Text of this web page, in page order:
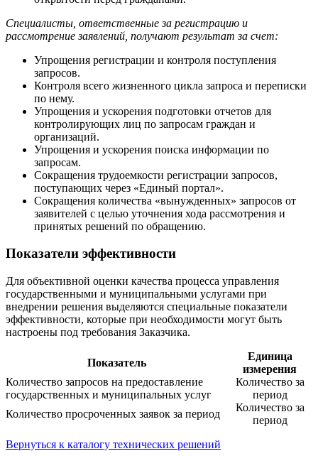
Специалисты, ответственные за регистрацию и
рассмотрение заявлений, получают результат за счет:
Упрощения регистрации и контроля поступления
запросов.
Контроля всего жизненного цикла запроса и переписки
по нему.
Упрощения и ускорения подготовки отчетов для
контролирующих лиц по запросам граждан и
организаций.
Упрощения и ускорения поиска информации по
запросам.
Сокращения трудоемкости регистрации запросов,
поступающих через «Единый портал».
Сокращения количества «вынужденных» запросов от
заявителей с целью уточнения хода рассмотрения и
принятых решений по обращению.
Показатели эффективности
Для объективной оценки качества процесса управления
государственными и муниципальными услугами при
внедрении решения выделяются специальные показатели
эффективности, которые при необходимости могут быть
настроены под требования Заказчика.
Показатель
Единица
измерения
Количество запросов на предоставление
государственных и муниципальных услуг
Количество за
период
Количество просроченных заявок за период
Количество за
период
Вернуться к каталогу технических решений